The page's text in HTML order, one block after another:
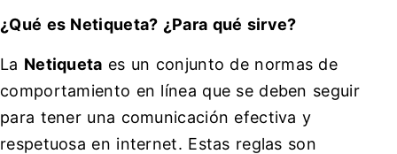
¿Qué es Netiqueta? ¿Para qué sirve?
La Netiqueta es un conjunto de normas de
comportamiento en línea que se deben seguir
para tener una comunicación efectiva y
respetuosa en internet. Estas reglas son